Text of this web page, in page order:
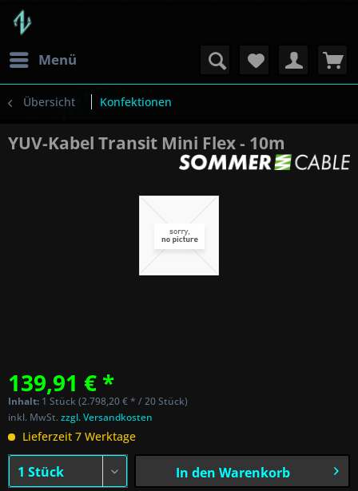
Menü
Übersicht Konfektionen
YUV-Kabel Transit Mini Flex - 10m
139,91 € *
Inhalt: 1 Stück (2.798,20 € * / 20 Stück)
inkl. MwSt.zzgl. Versandkosten
Lieferzeit 7 Werktage
In den Warenkorb